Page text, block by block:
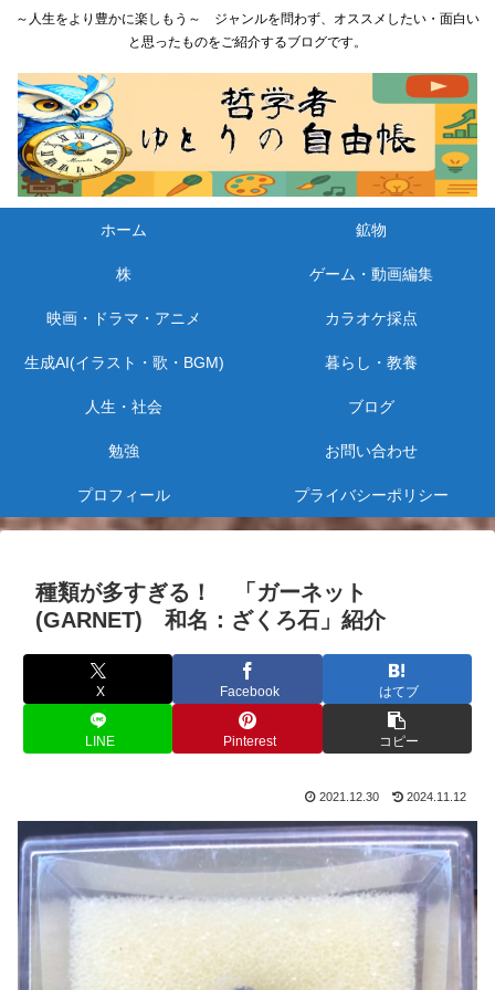
～人生をより豊かに楽しもう～ ジャンルを問わず、オススメしたい・面白い
と思ったものをご紹介するブログです。
ホーム 鉱物
株 ゲーム・動画編集
映画・ドラマ・アニメ カラオケ採点
生成AI(イラスト・歌・BGM) 暮らし・教養
人生・社会 ブログ
勉強 お問い合わせ
プロフィール プライバシーポリシー
種類が多すぎる！ 「ガーネット
(GARNET) 和名：ざくろ石」紹介
X Facebook はてブ
LINE Pinterest コピー
2021.12.30 2024.11.12